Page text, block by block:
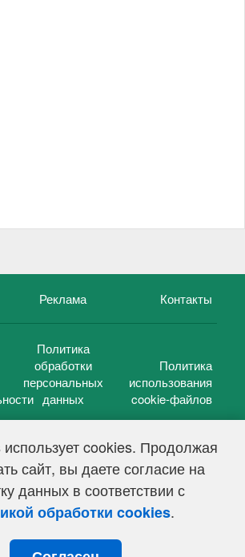
cookies. Продолжая
сайт, вы даете согласие на
данных в соответствии с
обработки cookies.
Реклама Контакты
Политика
обработки
персональных
данных
Политика
использования
cookie-файлов
2005 — 2026 г.
СМИ Эл № ФС 77-39848, выдано
по надзору в сфере связи,
и массовых коммуникаций